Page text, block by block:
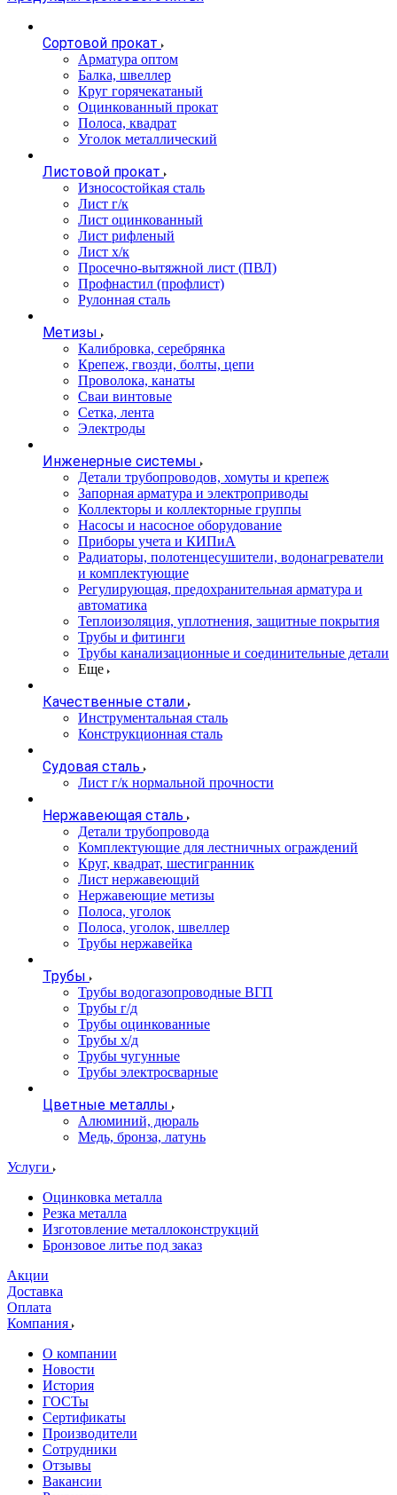
Сортовой прокат
Арматура оптом
Балка, швеллер
Круг горячекатаный
Оцинкованный прокат
Полоса, квадрат
Уголок металлический
Листовой прокат
Износостойкая сталь
Лист г/к
Лист оцинкованный
Лист рифленый
Лист х/к
Просечно-вытяжной лист (ПВЛ)
Профнастил (профлист)
Рулонная сталь
Метизы
Калибровка, серебрянка
Крепеж, гвозди, болты, цепи
Проволока, канаты
Сваи винтовые
Сетка, лента
Электроды
Инженерные системы
Детали трубопроводов, хомуты и крепеж
Запорная арматура и электроприводы
Коллекторы и коллекторные группы
Насосы и насосное оборудование
Приборы учета и КИПиА
Радиаторы, полотенцесушители, водонагреватели
и комплектующие
Регулирующая, предохранительная арматура и
автоматика
Теплоизоляция, уплотнения, защитные покрытия
Трубы и фитинги
Трубы канализационные и соединительные детали
Еще
Качественные стали
Инструментальная сталь
Конструкционная сталь
Судовая сталь
Лист г/к нормальной прочности
Нержавеющая сталь
Детали трубопровода
Комплектующие для лестничных ограждений
Круг, квадрат, шестигранник
Лист нержавеющий
Нержавеющие метизы
Полоса, уголок
Полоса, уголок, швеллер
Трубы нержавейка
Трубы
Трубы водогазопроводные ВГП
Трубы г/д
Трубы оцинкованные
Трубы х/д
Трубы чугунные
Трубы электросварные
Цветные металлы
Алюминий, дюраль
Медь, бронза, латунь
Услуги
Оцинковка металла
Резка металла
Изготовление металлоконструкций
Бронзовое литье под заказ
Акции
Доставка
Оплата
Компания
О компании
Новости
История
ГОСТы
Сертификаты
Производители
Сотрудники
Отзывы
Вакансии